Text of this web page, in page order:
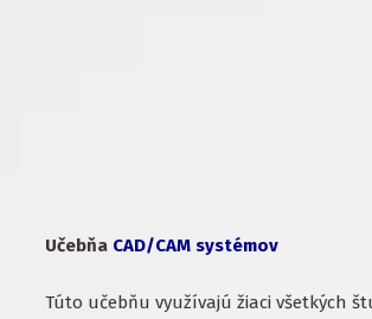
Učebňa CAD/CAM systémov
Túto učebňu využívajú žiaci všetkých